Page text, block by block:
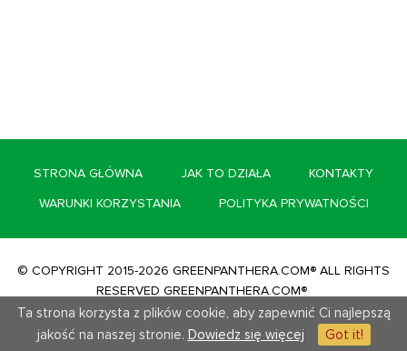
Ta strona korzysta z plików cookie, aby zapewnić Ci najlepszą
jakość na naszej stronie. Dowiedz się więcej Got it!
STRONA GŁÓWNA JAK TO DZIAŁA
KONTAKTY
WARUNKI KORZYSTANIA
POLITYKA PRYWATNOŚCI
© COPYRIGHT 2015-2026 GREENPANTHERA.COM® ALL RIGHTS
RESERVED GREENPANTHERA.COM®